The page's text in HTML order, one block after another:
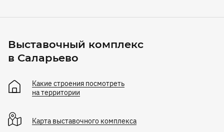
Выставочный комплекс
в Саларьево
Какие строения посмотреть
на территории
Карта выставочного комплекса